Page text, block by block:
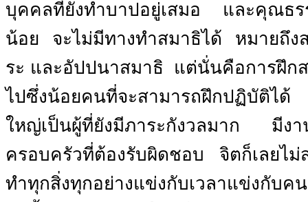
บุคคลที่ยังทำบาปอยู่เสมอ และคุณธร
น้อย
จะไม่มีทางทำสมาธิได้
หมายถึง
ระ และอัปปนาสมาธิ
แต่นั่นคือการฝึก
ไปซึ่งน้อยคนที่จะสามารถฝึกปฏิบัติได้
ใหญ่เป็นผู้ที่ยังมีภาระกังวลมาก มี
ครอบครัวที่ต้องรับผิดชอบ
จิตก็เลยไม่
ทำทุกสิ่งทุกอย่างแข่งกับเวลาแข่งกับค